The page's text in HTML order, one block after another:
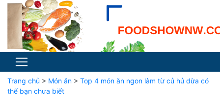
Trang chủ > Món ăn > Top 4 món ăn ngon làm từ củ hủ dừa có
thể bạn chưa biết